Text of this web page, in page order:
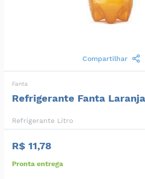
Compartilhar
Fanta
Refrigerante Fanta
Refrigerante Litro
R$ 11,78
Pronta entrega